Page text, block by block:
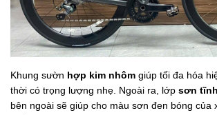
Khung sườn hợp kim nhôm giúp tối đa hóa
thời có trọng lượng nhẹ. Ngoài ra, lớp sơn
bên ngoài sẽ giúp cho màu sơn đen bóng của